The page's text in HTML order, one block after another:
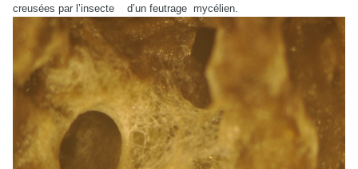
creusées par l’insecte d’un feutrage mycélien.